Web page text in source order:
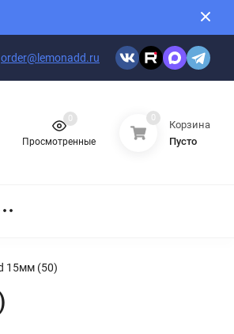
order@lemonadd.ru
Просмотренные
0 0
Корзина
Пусто
15мм (50)